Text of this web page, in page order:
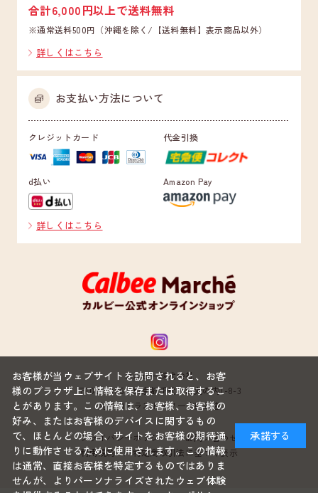
合計6,000円以上で送料無料
※通常送料500円（沖縄を除く/【送料無料】表示商品以外）
詳しくはこちら
お支払い方法について
クレジットカード 代金引換
d払い Amazon Pay
詳しくはこちら
カルビー株式会社
〒100-0005 東京都千代田区丸の内1-8-3
丸の内トラストタワー本館22階
プライバシーポリシー
お問い合わせ
利用規約
特定商取引法に基づく表示
お客様が当ウェブサイトを訪問されると、お客
様のブラウザ上に情報を保存または取得するこ
とがあります。この情報は、お客様、お客様の
好み、またはお客様のデバイスに関するもの
で、ほとんどの場合、サイトをお客様の期待通
りに動作させるために使用されます。この情報
は通常、直接お客様を特定するものではありま
せんが、よりパーソナライズされたウェブ体験
承諾する